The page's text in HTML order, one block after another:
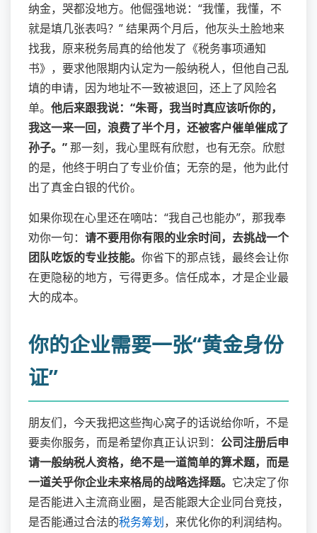
纳金，哭都没地方。他倔强地说：“我懂，我懂，不
就是填几张表吗？” 结果两个月后，他灰头土脸地来
找我，原来税务局真的给他发了《税务事项通知
书》，要求他限期内认定为一般纳税人，但他自己乱
填的申请，因为地址不一致被退回，还上了风险名
单。 他后来跟我说：“朱哥，我当时真应该听你的，
我这一来一回，浪费了半个月，还被客户催单催成了
孙子。”那一刻，我心里既有欣慰，也有无奈。欣慰
的是，他终于明白了专业价值；无奈的是，他为此付
出了真金白银的代价。
如果你现在心里还在嘀咕：“我自己也能办”，那我奉
劝你一句： 请不要用你有限的业余时间，去挑战一个
团队吃饭的专业技能。 你省下的那点钱，最终会让你
在更隐秘的地方，亏得更多。信任成本，才是企业最
大的成本。
你的企业需要一张“黄金身份
证”
朋友们，今天我把这些掏心窝子的话说给你听，不是
要卖你服务，而是希望你真正认识到： 公司注册后申
请一般纳税人资格，绝不是一道简单的算术题，而是
一道关乎你企业未来格局的战略选择题。 它决定了你
是否能进入主流商业圈，是否能跟大企业同台竞技，
是否能通过合法的税务筹划，来优化你的利润结构。